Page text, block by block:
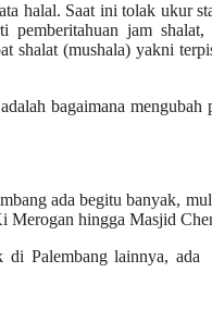
halal. Saat ini tolak ukur
jam
shalat (mushala) yakni
bagaimana
ada begitu banyak,
hingga Masjid
di Palembang lainnya, ada